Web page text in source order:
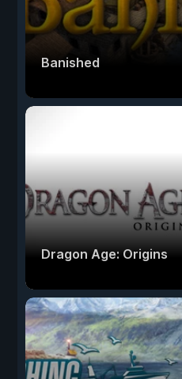
Banished
Dragon Age: Origins